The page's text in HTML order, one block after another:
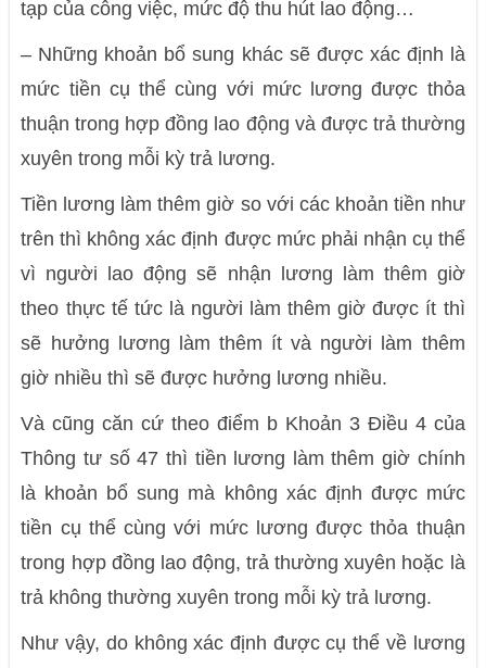
tạp của công việc, mức độ thu hút lao động…
– Những khoản bổ sung khác sẽ được xác định là
mức tiền cụ thể cùng với mức lương được thỏa
thuận trong hợp đồng lao động và được trả thường
xuyên trong mỗi kỳ trả lương.
Tiền lương làm thêm giờ so với các khoản tiền như
trên thì không xác định được mức phải nhận cụ thể
vì người lao động sẽ nhận lương làm thêm giờ
theo thực tế tức là người làm thêm giờ được ít thì
sẽ hưởng lương làm thêm ít và người làm thêm
giờ nhiều thì sẽ được hưởng lương nhiều.
Và cũng căn cứ theo điểm b Khoản 3 Điều 4 của
Thông tư số 47 thì tiền lương làm thêm giờ chính
là khoản bổ sung mà không xác định được mức
tiền cụ thể cùng với mức lương được thỏa thuận
trong hợp đồng lao động, trả thường xuyên hoặc là
trả không thường xuyên trong mỗi kỳ trả lương.
Như vậy, do không xác định được cụ thể về lương